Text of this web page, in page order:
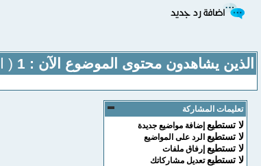
الذين يشاهدون محتوى الموضوع الآن : 1 (
تعليمات المشاركة
لا تستطيع إضافة مواضيع جديدة
لا تستطيع الرد على المواضيع
لا تستطيع إرفاق ملفات
لا تستطيع تعديل مشاركاتك